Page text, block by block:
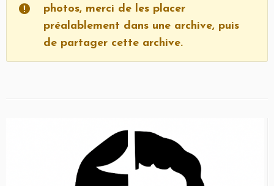
photos, merci de les placer
préalablement dans une archive, puis
de partager cette archive.